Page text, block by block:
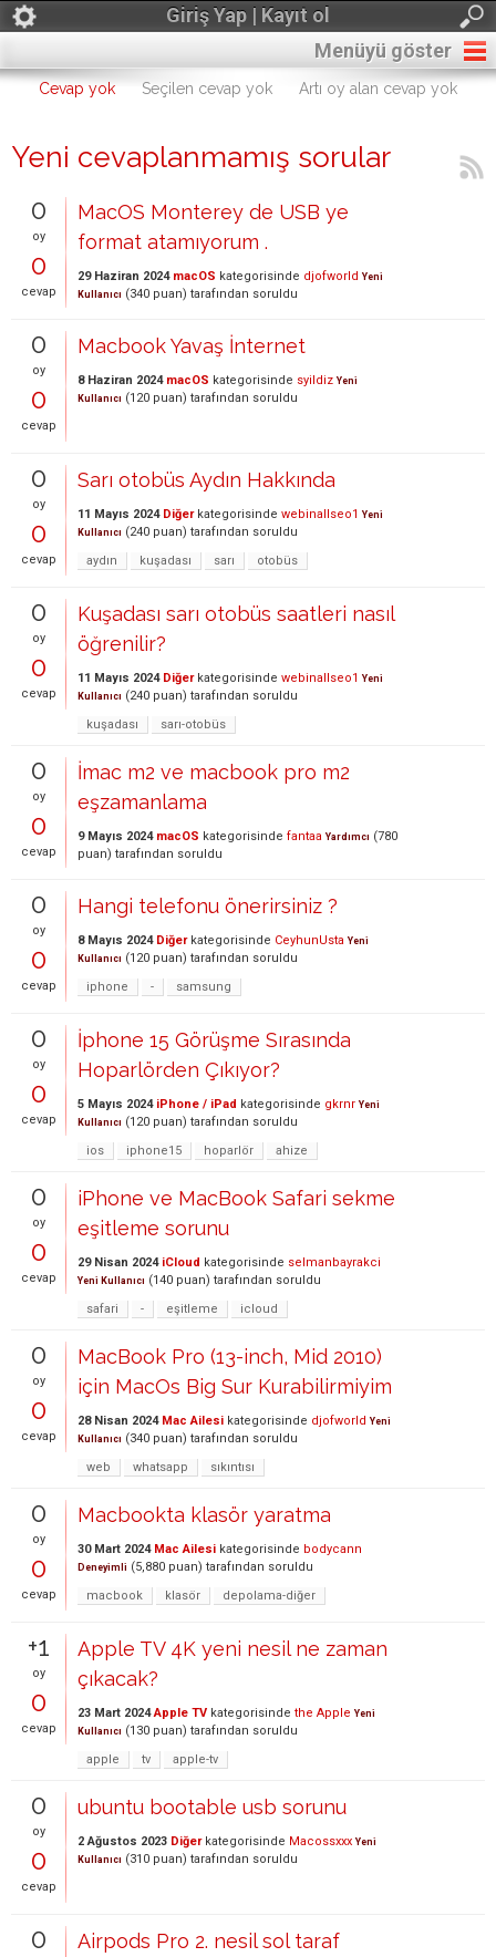
Giriş Yap | Kayıt ol
Menüyü göster
Cevap yok Seçilen cevap yok Artı oy alan cevap yok
Yeni cevaplanmamış sorular
0
oy
0
cevap
MacOS Monterey de USB ye
format atamıyorum .
29 Haziran 2024 macOS kategorisinde djofworld Yeni
Kullanıcı (340 puan) tarafından soruldu
0
oy
0
cevap
Macbook Yavaş İnternet
8 Haziran 2024 macOS kategorisinde syildiz Yeni
Kullanıcı (120 puan) tarafından soruldu
0
oy
0
cevap
Sarı otobüs Aydın Hakkında
11 Mayıs 2024 Diğerkategorisinde webinallseo1 Yeni
Kullanıcı (240 puan) tarafından soruldu
aydın
kuşadası sarı otobüs
0
oy
0
cevap
Kuşadası sarı otobüs saatleri nasıl
öğrenilir?
11 Mayıs 2024 Diğerkategorisinde webinallseo1 Yeni
Kullanıcı (240 puan) tarafından soruldu
kuşadası
sarı-otobüs
0
oy
0
cevap
İmac m2 ve macbook pro m2
eşzamanlama
9 Mayıs 2024 macOS kategorisinde fantaa Yardımcı (780
puan) tarafından soruldu
0
oy
0
cevap
Hangi telefonu önerirsiniz ?
8 Mayıs 2024 Diğerkategorisinde CeyhunUsta Yeni
Kullanıcı (120 puan) tarafından soruldu
iphone
- samsung
0
oy
0
cevap
İphone 15 Görüşme Sırasında
Hoparlörden Çıkıyor?
5 Mayıs 2024 iPhone / iPad kategorisinde gkrnr Yeni
Kullanıcı (120 puan) tarafından soruldu
ios
iphone15 hoparlör ahize
0
oy
0
cevap
iPhone ve MacBook Safari sekme
eşitleme sorunu
29 Nisan 2024 iCloud kategorisinde selmanbayrakci
Yeni Kullanıcı (140 puan) tarafından soruldu
safari
- eşitleme icloud
0
oy
0
cevap
MacBook Pro (13-inch, Mid 2010)
için MacOs Big Sur Kurabilirmiyim
28 Nisan 2024 Mac Ailesi kategorisinde djofworld Yeni
Kullanıcı (340 puan) tarafından soruldu
web
whatsapp sıkıntısı
0
oy
0
cevap
Macbookta klasör yaratma
30 Mart 2024 Mac Ailesi kategorisinde bodycann
Deneyimli (5,880 puan) tarafından soruldu
macbook
klasör depolama-diğer
+1
oy
0
cevap
Apple TV 4K yeni nesil ne zaman
çıkacak?
23 Mart 2024 Apple TV kategorisinde the Apple Yeni
Kullanıcı (130 puan) tarafından soruldu
apple
tv apple-tv
0
oy
0
cevap
ubuntu bootable usb sorunu
2 Ağustos 2023 Diğerkategorisinde Macossxxx Yeni
Kullanıcı (310 puan) tarafından soruldu
0
Airpods Pro 2. nesil sol taraf